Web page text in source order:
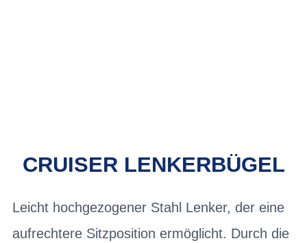
CRUISER LENKERBÜGEL
Leicht hochgezogener Stahl Lenker, der eine
aufrechtere Sitzposition ermöglicht. Durch die